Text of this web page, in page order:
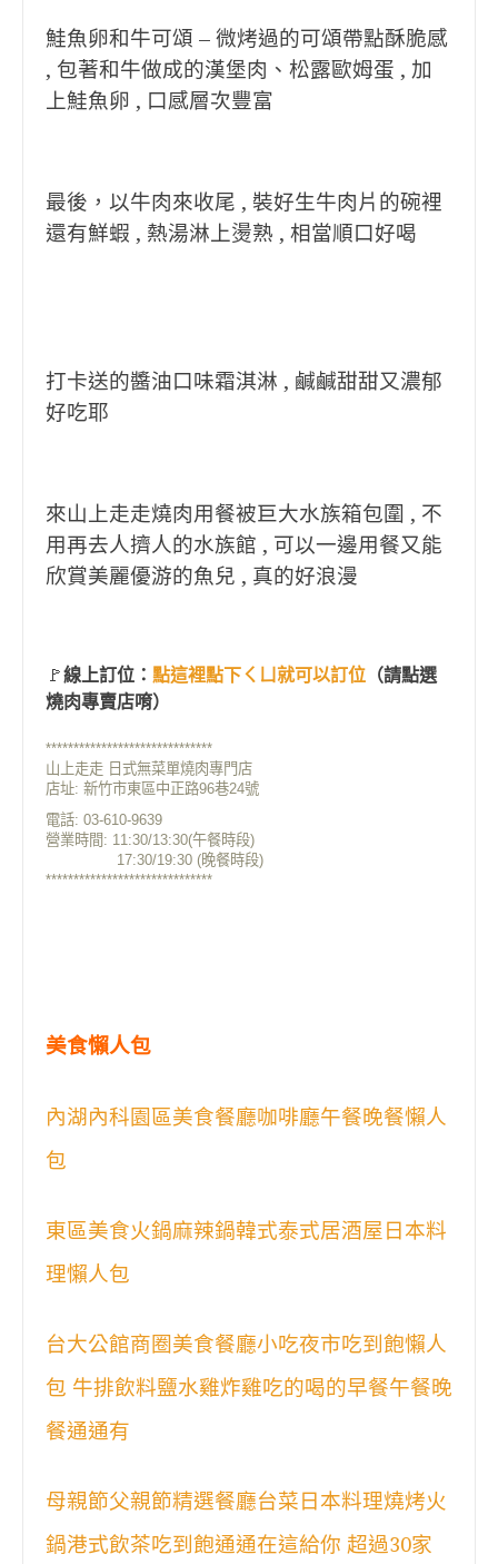
鮭魚卵和牛可頌 – 微烤過的可頌帶點酥脆感
, 包著和牛做成的漢堡肉、松露歐姆蛋 , 加
上鮭魚卵 , 口感層次豐富
最後，以牛肉來收尾 , 裝好生牛肉片的碗裡
還有鮮蝦 , 熱湯淋上燙熟 , 相當順口好喝
打卡送的醬油口味霜淇淋 , 鹹鹹甜甜又濃郁
好吃耶
來山上走走燒肉用餐被巨大水族箱包圍 , 不
用再去人擠人的水族館 , 可以一邊用餐又能
欣賞美麗優游的魚兒 , 真的好浪漫
🚩線上訂位： 點這裡點下ㄑㄩ就可以訂位 （請點選
燒肉專賣店唷）
******************************
山上走走 日式無菜單燒肉專門店
店址: 新竹市東區中正路96巷24號
電話: 03-610-9639
營業時間: 11:30/13:30(午餐時段)
17:30/19:30 (晚餐時段)
******************************
美食懶人包
內湖內科園區美食餐廳咖啡廳午餐晚餐懶人
包
東區美食火鍋麻辣鍋韓式泰式居酒屋日本料
理懶人包
台大公館商圈美食餐廳小吃夜市吃到飽懶人
包 牛排飲料鹽水雞炸雞吃的喝的早餐午餐晚
餐通通有
母親節父親節精選餐廳台菜日本料理燒烤火
鍋港式飲茶吃到飽通通在這給你 超過30家